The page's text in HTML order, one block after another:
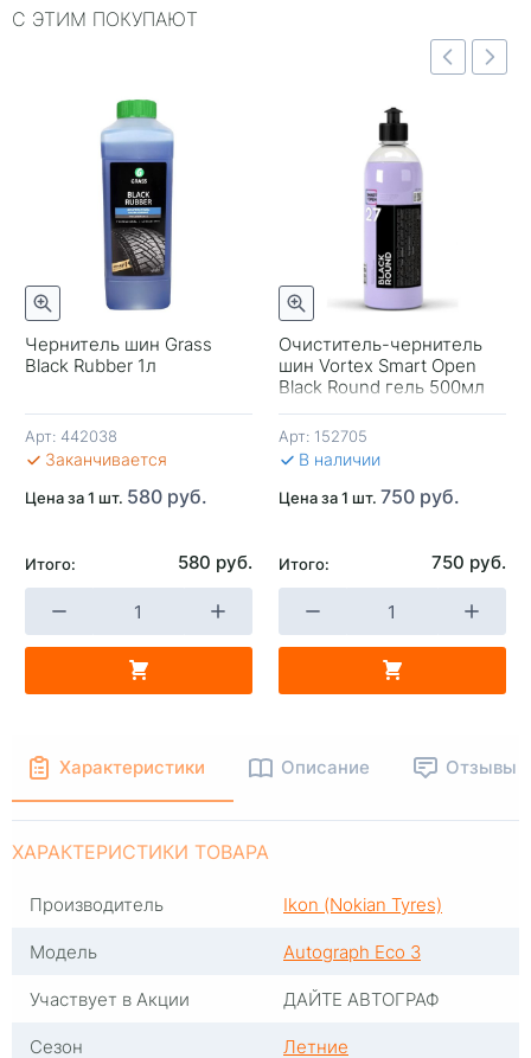
С ЭТИМ ПОКУПАЮТ
Чернитель шин Grass
Black Rubber 1л
Арт: 442038
Заканчивается
Цена за 1 шт. 580 руб.
Итого: 580 руб.
Очиститель-чернитель
шин Vortex Smart Open
Black Round гель 500мл
Арт: 152705
В наличии
Цена за 1 шт. 750 руб.
Итого: 750 руб.
Быстрый просмотр
-
Быстрый просмотр
-
Характеристики Описание Отзывы
ХАРАКТЕРИСТИКИ ТОВАРА
Производитель
Ikon (Nokian Tyres)
Модель
Autograph Eco 3
Участвует в Акции
ДАЙТЕ АВТОГРАФ
Сезон
Летние